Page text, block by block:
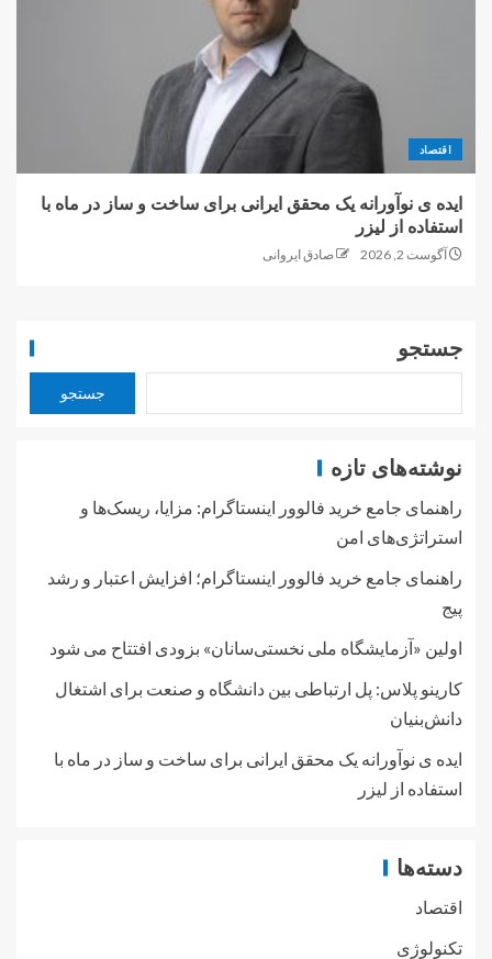
اقتصاد
ایده ی نوآورانه یک محقق ایرانی برای ساخت و ساز در ماه با
استفاده از لیزر
آگوست 2, 2026 صادق ایروانی
جستجو
جستجو
نوشته‌های تازه
راهنمای جامع خرید فالوور اینستاگرام: مزایا، ریسک‌ها و
استراتژی‌های امن
راهنمای جامع خرید فالوور اینستاگرام؛ افزایش اعتبار و رشد
پیج
اولین «آزمایشگاه ملی نخستی‌سانان» بزودی افتتاح می شود
کارینو پلاس: پل ارتباطی بین دانشگاه و صنعت برای اشتغال
دانش‌بنیان
ایده ی نوآورانه یک محقق ایرانی برای ساخت و ساز در ماه با
استفاده از لیزر
دسته‌ها
اقتصاد
تکنولوژی